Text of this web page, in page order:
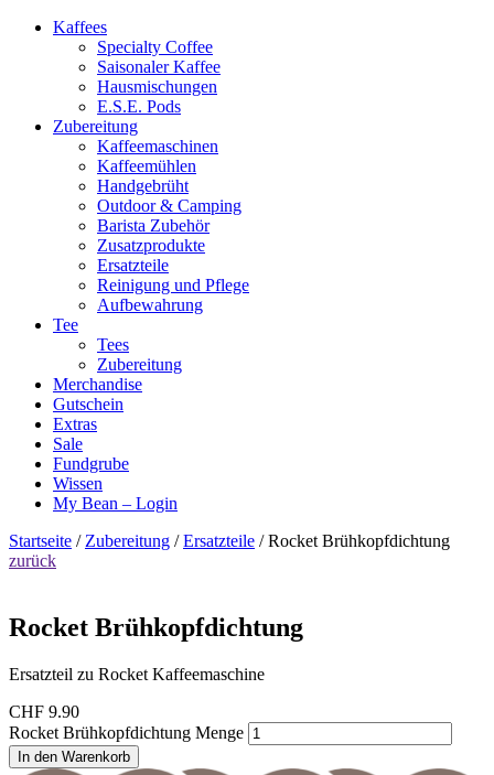
Kaffees
Specialty Coffee
Saisonaler Kaffee
Hausmischungen
E.S.E. Pods
Zubereitung
Kaffeemaschinen
Kaffeemühlen
Handgebrüht
Outdoor & Camping
Barista Zubehör
Zusatzprodukte
Ersatzteile
Reinigung und Pflege
Aufbewahrung
Tee
Tees
Zubereitung
Merchandise
Gutschein
Extras
Sale
Fundgrube
Wissen
My Bean – Login
Startseite / Zubereitung /Ersatzteile / Rocket Brühkopfdichtung
zurück
Rocket Brühkopfdichtung
Ersatzteil zu Rocket Kaffeemaschine
CHF 9.90
Rocket Brühkopfdichtung Menge
In den Warenkorb